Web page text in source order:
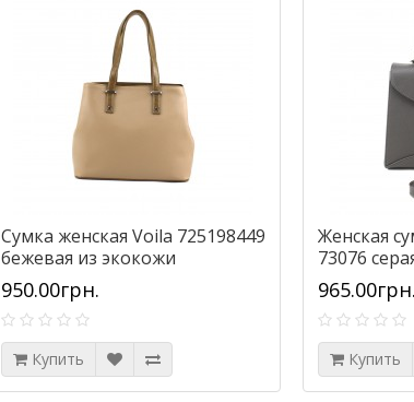
Сумка женская Voila 725198449
бежевая из экокожи
950.00грн.
Купить
Женская
73076
965.00грн.
Купить